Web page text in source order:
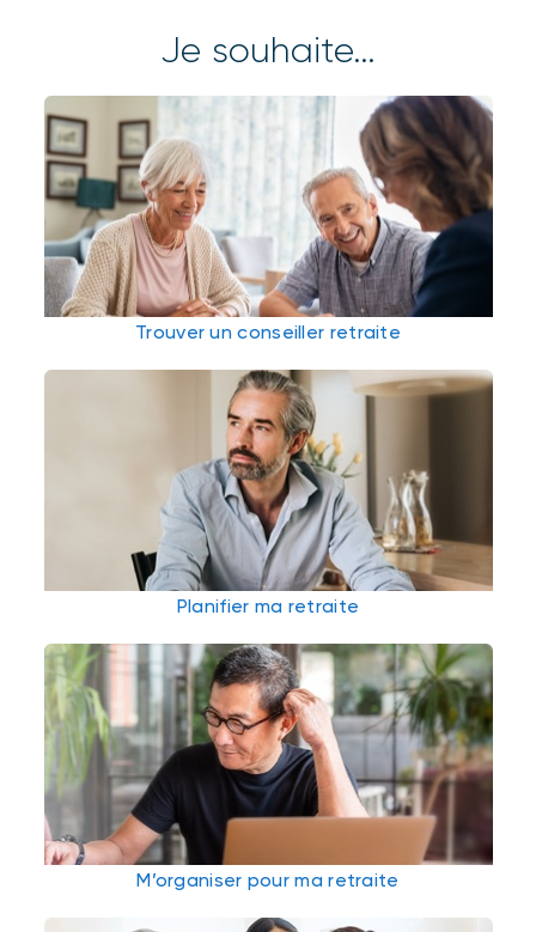
Je souhaite…
Trouver un conseiller retraite
Planifier ma retraite
M’organiser pour ma retraite